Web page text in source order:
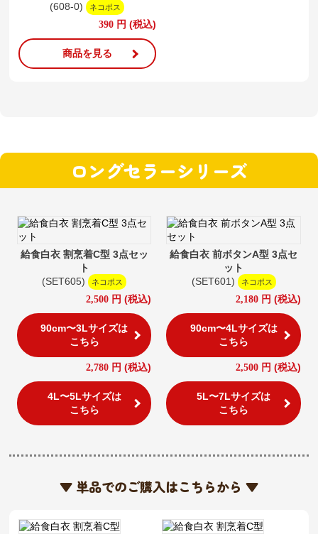
(608-0)
ネコポス
390 円 (税込)
商品を見る
ロングセラーシリーズ
給食白衣 割烹着C型 3点セッ
ト
(SET605)
ネコポス
2,500 円 (税込)
90cm〜3Lサイズは
こちら
2,780 円 (税込)
4L〜5Lサイズは
こちら
給食白衣 前ボタンA型 3点セ
ット
(SET601)
ネコポス
2,180 円 (税込)
90cm〜4Lサイズは
こちら
2,500 円 (税込)
5L〜7Lサイズは
こちら
▼ 単品でのご購入はこちらから ▼